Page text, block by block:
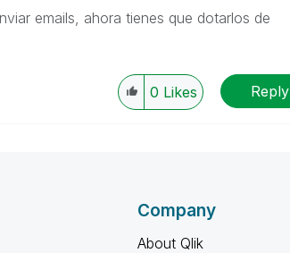
emails, ahora tienes que dotarlos de
0 Likes Reply
Company
About Qlik